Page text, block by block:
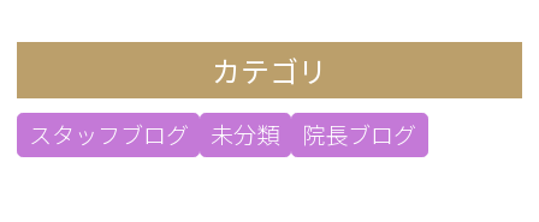
カテゴリ
スタッフブログ 未分類 院長ブログ